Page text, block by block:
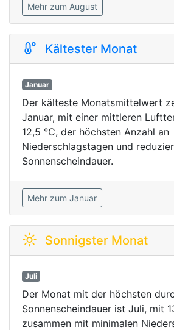
Mehr zum August
Kältester Monat
Januar
Der kälteste Monatsmittelwert
Januar, mit einer mittleren
12,5 °C, der höchsten Anzahl an
Niederschlagstagen und
Sonnenscheindauer.
Mehr zum Januar
Sonnigster Monat
Juli
Der Monat mit der höchsten
Sonnenscheindauer ist Juli, mit
zusammen mit minimalen